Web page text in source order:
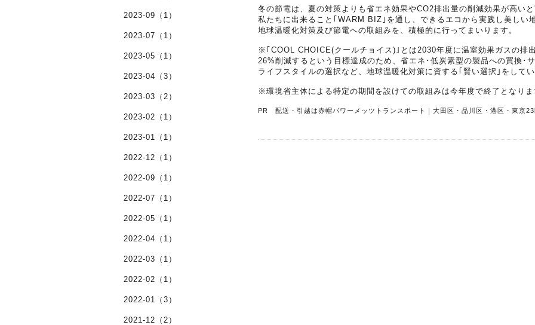
冬の節電は、夏の対策よりも省エネ効果やCO2排出量の削減効果が高いと
私たちに出来ること｢WARM BIZ｣を通し、できるエコから実践し美しい
地球温暖化対策及び節電への取組みを、積極的に行ってまいります。
※｢COOL CHOICE(クールチョイス)｣とは2030年度に温室効果ガスの排
26%削減するという目標達成のため、省エネ･低炭素型の製品への買換･
ライフスタイルの選択など、地球温暖化対策に資する｢賢い選択｣をして
※環境省主体による特定の期間を設けての取組みは今年度で終了となりま
PR 配送・引越は赤帽パワーメッツトランスポート｜大田区・品川区・港区・東京23
2023-09（1）
2023-07（1）
2023-05（1）
2023-04（3）
2023-03（2）
2023-02（1）
2023-01（1）
2022-12（1）
2022-09（1）
2022-07（1）
2022-05（1）
2022-04（1）
2022-03（1）
2022-02（1）
2022-01（3）
2021-12（2）